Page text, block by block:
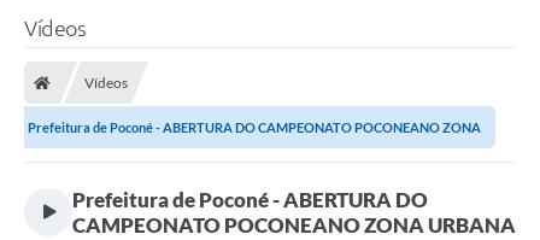
Vídeos
Vídeos
Prefeitura de Poconé - ABERTURA DO CAMPEONATO POCONEANO ZONA
Prefeitura de Poconé - ABERTURA DO
CAMPEONATO POCONEANO ZONA URBANA